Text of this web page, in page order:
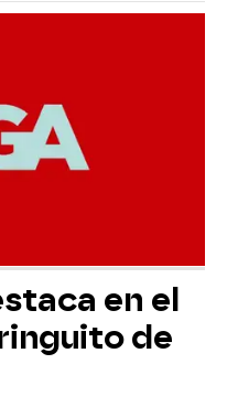
en el
de